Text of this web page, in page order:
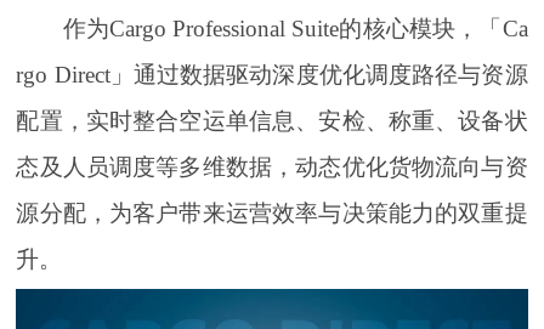
作为Cargo Professional Suite的核心模块，「Ca
rgo Direct」通过数据驱动深度优化调度路径与资源
配置，实时整合空运单信息、安检、称重、设备状
态及人员调度等多维数据，动态优化货物流向与资
源分配，为客户带来运营效率与决策能力的双重提
升。